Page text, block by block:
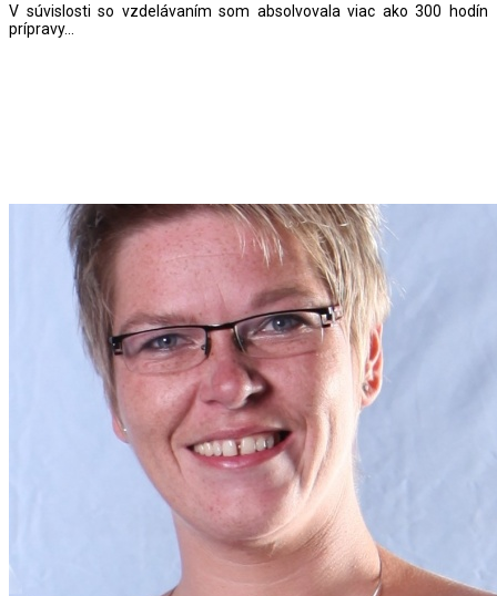
V súvislosti so vzdelávaním som absolvovala viac ako 300 hodín
prípravy...